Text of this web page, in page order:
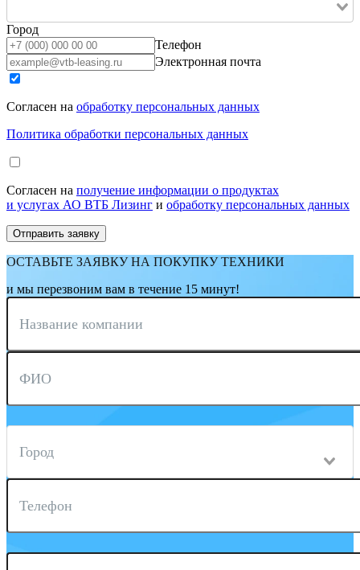
Город
Телефон
Электронная почта
Согласен на обработку персональных данных
Политика обработки персональных данных
Согласен на получение информации о продуктах
и услугах АО ВТБ Лизинг и обработку персональных данных
ОСТАВЬТЕ ЗАЯВКУ НА ПОКУПКУ ТЕХНИКИ
и мы перезвоним вам в течение 15 минут!
Название компании
ФИО
Город
Телефон